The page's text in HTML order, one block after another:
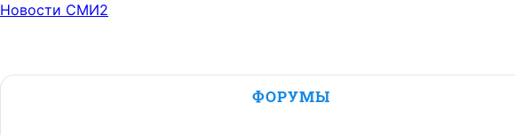
Новости СМИ2
ФОРУМЫ